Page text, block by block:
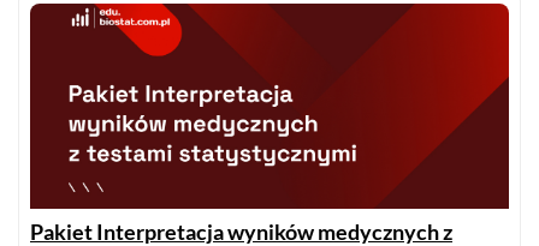
Pakiet Interpretacja wyników medycznych z